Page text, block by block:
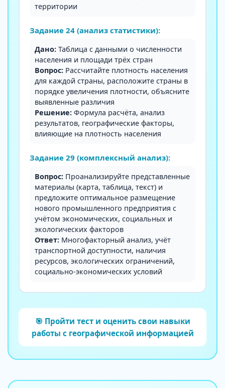
территории
Задание 24 (анализ статистики):
Дано: Таблица с данными о численности
населения и площади трёх стран
Вопрос: Рассчитайте плотность населения
для каждой страны, расположите страны в
порядке увеличения плотности, объясните
выявленные различия
Решение: Формула расчёта, анализ
результатов, географические факторы,
влияющие на плотность населения
Задание 29 (комплексный анализ):
Вопрос: Проанализируйте представленные
материалы (карта, таблица, текст) и
предложите оптимальное размещение
нового промышленного предприятия с
учётом экономических, социальных и
экологических факторов
Ответ: Многофакторный анализ, учёт
транспортной доступности, наличия
ресурсов, экологических ограничений,
социально-экономических условий
🎯 Пройти тест и оценить свои навыки
работы с географической информацией